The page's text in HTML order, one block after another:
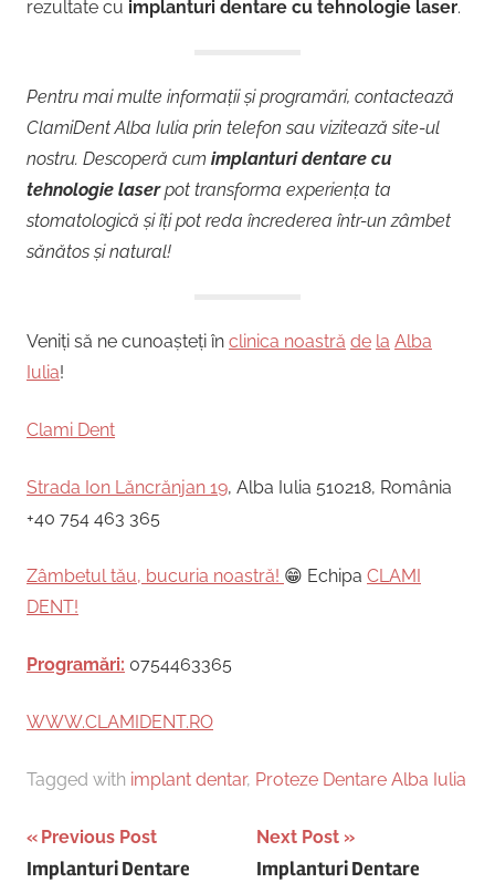
rezultate cu implanturi dentare cu tehnologie laser.
Pentru mai multe informații și programări, contactează
ClamiDent Alba Iulia prin telefon sau vizitează site-ul
nostru. Descoperă cum implanturi dentare cu
tehnologie laserpot transforma experiența ta
stomatologică și îți pot reda încrederea într-un zâmbet
sănătos și natural!
Veniți să ne cunoașteți în clinica noastră de la Alba
Iulia!
Clami Dent
Strada Ion Lăncrănjan 19, Alba Iulia 510218, România
+40 754 463 365
Zâmbetul tău, bucuria noastră! 😁 Echipa CLAMI
DENT!
Programări: 0754463365
WWW.CLAMIDENT.RO
Tagged with implant dentar, Proteze Dentare Alba Iulia
Post
Previous Post
Implanturi Dentare
Next Post
Implanturi Dentare